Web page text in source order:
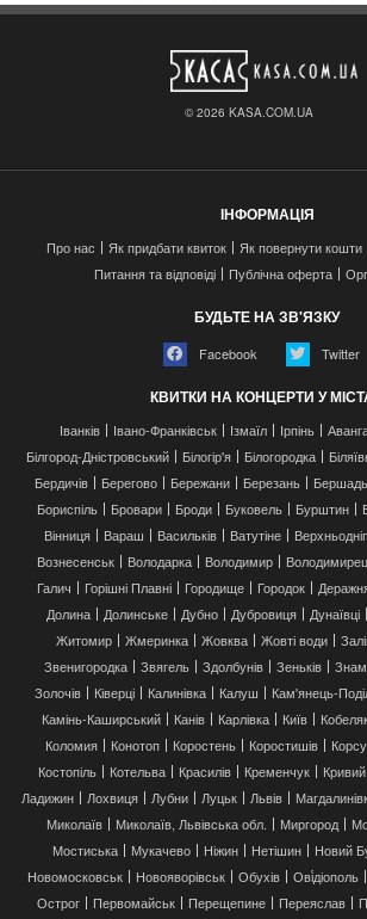
© 2026 KASA.COM.UA
ІНФОРМАЦІЯ
Про нас Як придбати квиток Як повернути кошти
Питання та відповіді
Публічна оферта
БУДЬТЕ НА ЗВ'ЯЗКУ
Facebook Twitter
КВИТКИ НА КОНЦЕРТИ У
Іванків Івано-Франківськ Ізмаїл Ірпінь
Білгород-Дністровський
Білогір'я Білогородка
Бердичів
Берегово Бережани Березань Бершадь
Бориспіль
Бровари Броди Буковель Бурштин
Вінниця
Вараш Васильків Ватутіне
Вознесенськ
Володарка Володимир
Галич
Горішні Плавні Городище Городок
Долина
Долинське Дубно Дубровиця Дунаївці
Житомир
Жмеринка Жовква Жовті води
Звенигородка
Звягель Здолбунів Зеньків
Золочів
Ківерці Калинівка Калуш Кам'янець-
Камінь-Каширський
Канів Карлівка Київ
Коломия
Конотоп Коростень Коростишів
Костопіль
Котельва Красилів Кременчук Кривий
Ладижин
Лохвиця Лубни Луцьк Львів
Миколаїв
Миколаїв, Львівська обл. Миргород
Мостиська
Мукачево Ніжин Нетішин Новий
Новомосковськ
Новояворівськ Обухів Ові́діополь
Острог
Первомайськ Перещепине Переяслав